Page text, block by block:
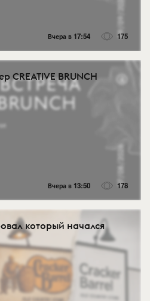
Вчера в 17:54 175
CREATIVE BRUNCH
Вчера в 13:50 178
который начался